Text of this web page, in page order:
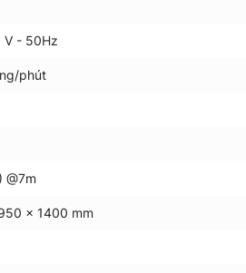
V - 50Hz
phút
@7m
x 1400 mm